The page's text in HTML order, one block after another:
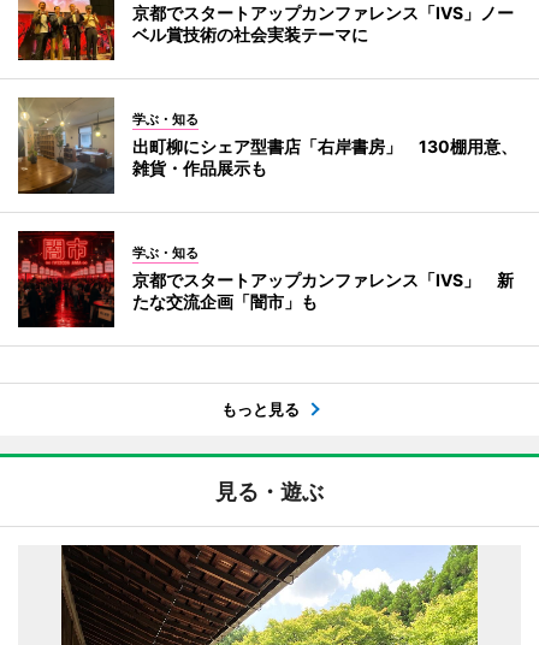
京都でスタートアップカンファレンス「IVS」ノー
ベル賞技術の社会実装テーマに
学ぶ・知る
出町柳にシェア型書店「右岸書房」 130棚用意、
雑貨・作品展示も
学ぶ・知る
京都でスタートアップカンファレンス「IVS」 新
たな交流企画「闇市」も
もっと見る
見る・遊ぶ